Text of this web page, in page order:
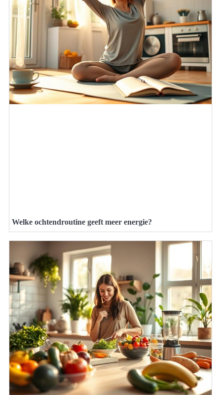
Welke ochtendroutine geeft meer energie?